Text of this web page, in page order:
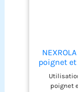
poignet
de
0,45kg
poignet